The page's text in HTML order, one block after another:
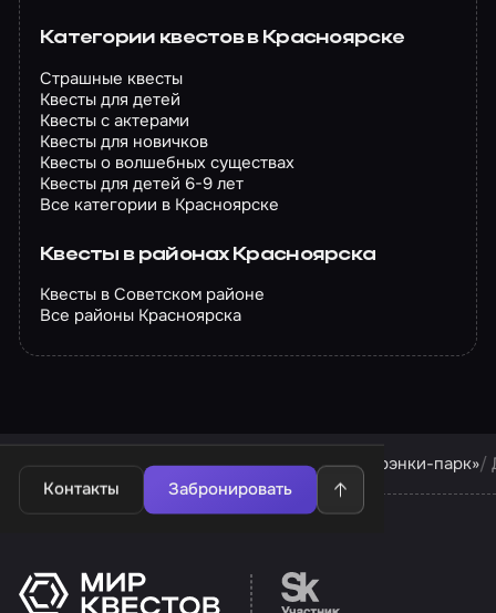
Категории квестов в Красноярске
Страшные квесты
Квесты для детей
Квесты с актерами
Квесты для новичков
Квесты о волшебных существах
Квесты для детей 6-9 лет
Все категории в Красноярске
Квесты в районах Красноярска
Квесты в Советском районе
Все районы Красноярска
Контакты Забронировать
Квесты в Красноярске Квесты компании «Фрэнки-парк»
Перейти на сайт